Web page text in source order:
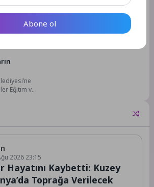
Eğitim ve
2026 23:15
Hayatını Kaybetti: Kuzey
Toprağa Verilecek
Abone ol